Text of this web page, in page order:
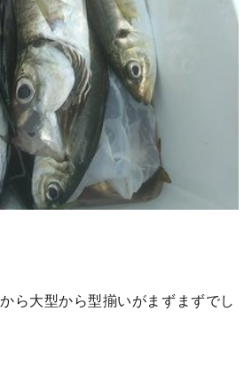
ら大型から型揃いがまずまずでし